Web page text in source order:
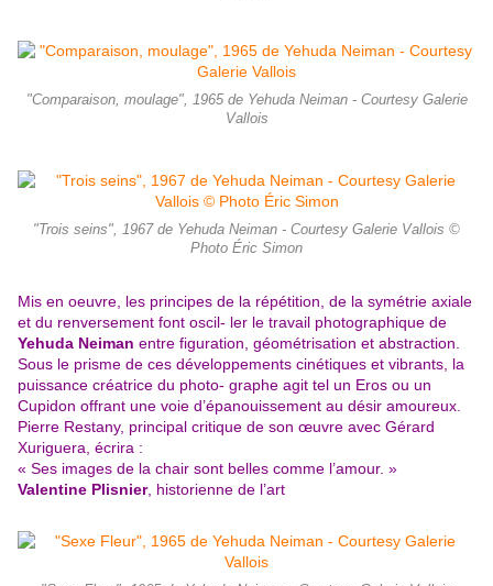
"Comparaison, moulage", 1965 de Yehuda Neiman - Courtesy Galerie
Vallois
"Trois seins", 1967 de Yehuda Neiman - Courtesy Galerie Vallois ©
Photo Éric Simon
Mis en oeuvre, les principes de la répétition, de la symétrie axiale
et du renversement font oscil- ler le travail photographique de
Yehuda Neiman entre figuration, géométrisation et abstraction.
Sous le prisme de ces développements cinétiques et vibrants, la
puissance créatrice du photo- graphe agit tel un Eros ou un
Cupidon offrant une voie d’épanouissement au désir amoureux.
Pierre Restany, principal critique de son œuvre avec Gérard
Xuriguera, écrira :
« Ses images de la chair sont belles comme l’amour. »
Valentine Plisnier, historienne de l’art